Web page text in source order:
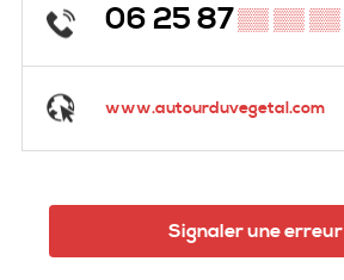
06 25 87▒▒ ▒▒ ▒▒
www.autourduvegetal.com
Signaler une erreur